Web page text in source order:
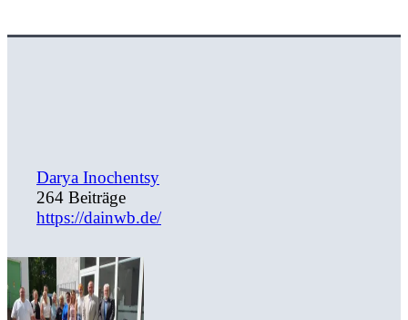
Darya Inochentsy
264 Beiträge
https://dainwb.de/